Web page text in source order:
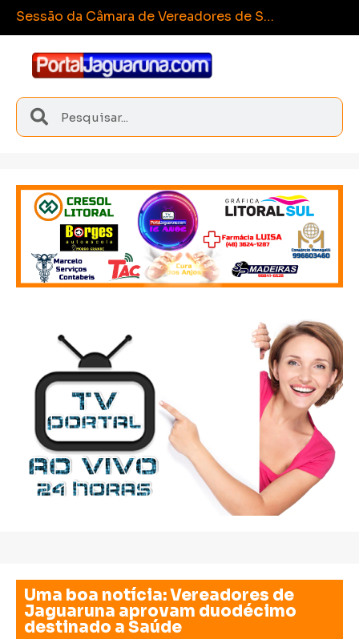
Esporte e int Sangão conquista medalhas inéditas nos Joguinhos Abertos de Santa Catarina
Uma boa notícia: Vereadores de
Jaguaruna aprovam duodécimo
destinado a Saúde